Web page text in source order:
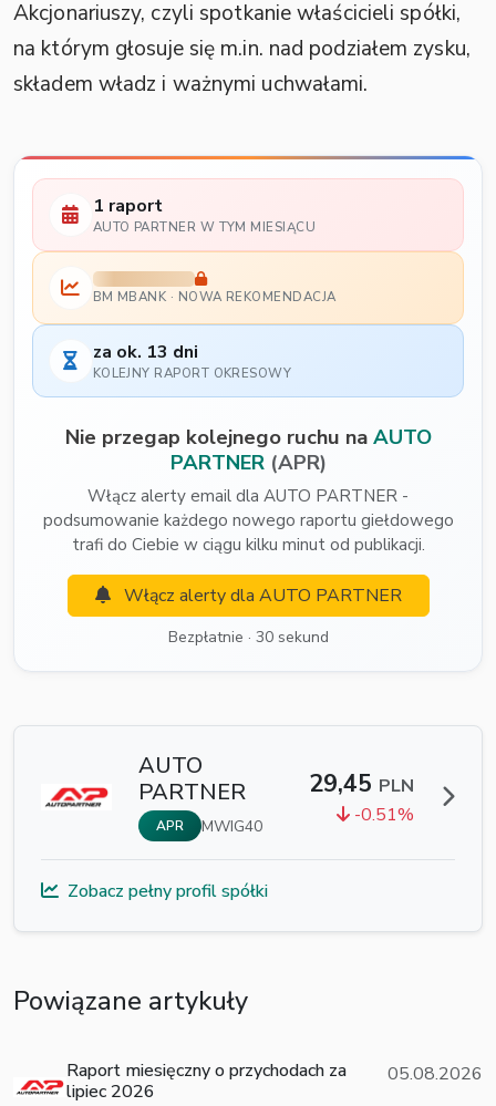
Akcjonariuszy, czyli spotkanie właścicieli spółki,
na którym głosuje się m.in. nad podziałem zysku,
składem władz i ważnymi uchwałami.
1 raport
AUTO PARTNER W TYM MIESIĄCU
BM MBANK · NOWA REKOMENDACJA
za ok. 13 dni
KOLEJNY RAPORT OKRESOWY
Nie przegap kolejnego ruchu na AUTO
PARTNER (APR)
Włącz alerty email dla AUTO PARTNER -
podsumowanie każdego nowego raportu giełdowego
trafi do Ciebie w ciągu kilku minut od publikacji.
Włącz alerty dla AUTO PARTNER
Bezpłatnie · 30 sekund
AUTO
PARTNER
APR MWIG40
29,45 PLN
-0.51%
Zobacz pełny profil spółki
Powiązane artykuły
Raport miesięczny o przychodach za
lipiec 2026
05.08.2026